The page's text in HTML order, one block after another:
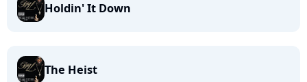
Holdin' It Down
The Heist